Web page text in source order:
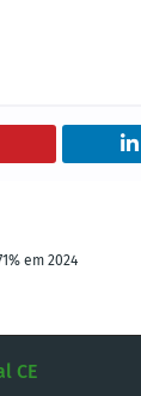
em 2024
CE